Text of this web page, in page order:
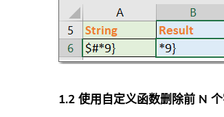
1.2 使用自定义函数删除前 N